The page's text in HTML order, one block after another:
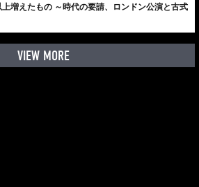
増えたもの ～時代の要請、ロンドン公演と古式
VIEW MORE